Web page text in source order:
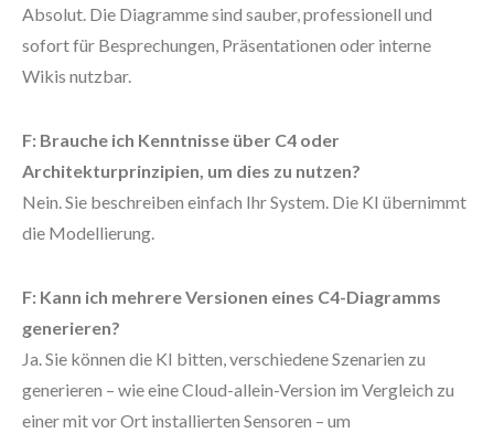
Absolut. Die Diagramme sind sauber, professionell und
sofort für Besprechungen, Präsentationen oder interne
Wikis nutzbar.
F: Brauche ich Kenntnisse über C4 oder
Architekturprinzipien, um dies zu nutzen?
Nein. Sie beschreiben einfach Ihr System. Die KI übernimmt
die Modellierung.
F: Kann ich mehrere Versionen eines C4-Diagramms
generieren?
Ja. Sie können die KI bitten, verschiedene Szenarien zu
generieren – wie eine Cloud-allein-Version im Vergleich zu
einer mit vor Ort installierten Sensoren – um